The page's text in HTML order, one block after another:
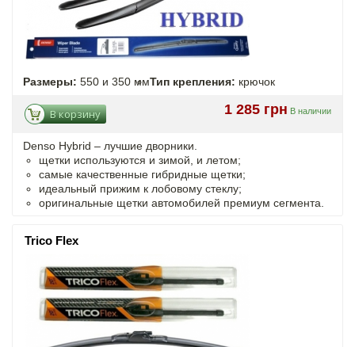
Размеры: 550 и 350 ммТип крепления: крючок
1 285 грн В наличии
В корзину
Denso Hybrid – лучшие дворники.
щетки используются и зимой, и летом;
самые качественные гибридные щетки;
идеальный прижим к лобовому стеклу;
оригинальные щетки автомобилей премиум сегмента.
Trico Flex